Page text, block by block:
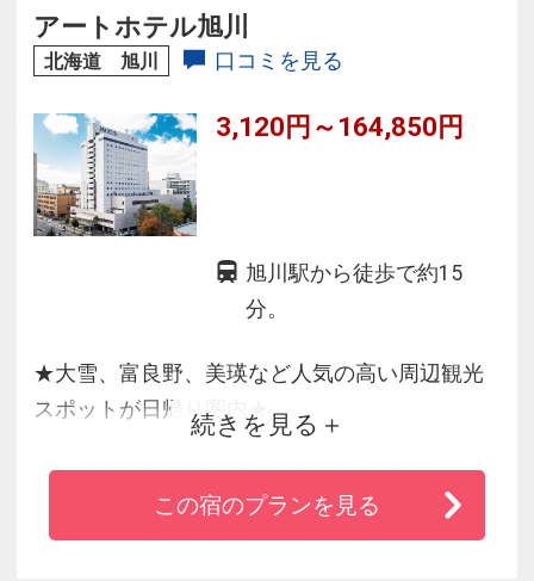
アートホテル旭川
北海道 旭川 口コミを見る
3,120円～164,850円
旭川駅から徒歩で約15
分。
★大雪、富良野、美瑛など人気の高い周辺観光
スポットが日帰り圏内★
市内主要施設や繁華街へもほど近い好立地で、
観光・ビジネスの滞在拠点に最適です。
心地よいホテルライフを満喫、北海道の雄大な
続きを見る
この宿のプランを見る